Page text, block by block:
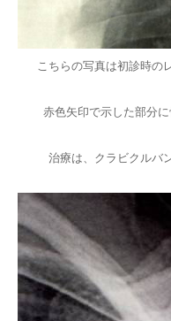
こちらの写真は初診時の
赤色矢印で示した部分
治療は、クラビクルバ